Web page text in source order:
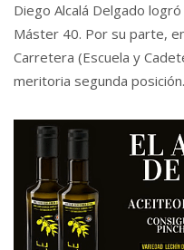
Diego Alcalá Delgado
Máster 40. Por su parte,
Carretera (Escuela y
meritoria segunda posición.